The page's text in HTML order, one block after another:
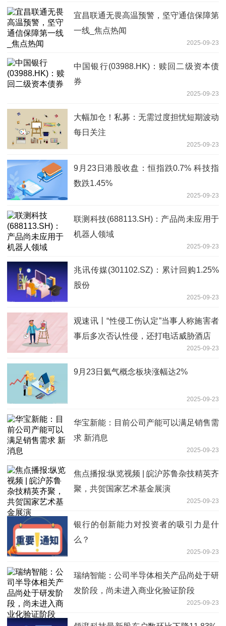
宜昌联通无畏高温预警，坚守通信保障第
一线_焦点热闻
2025-09-23
中国银行(03988.HK)：赎回二级资本债
券
2025-09-23
大幅加仓！私募：无需过度担忧短期波动
每日关注
2025-09-23
9月23日港股收盘：恒指跌0.7% 科技指
数跌1.45%
2025-09-23
联测科技(688113.SH)：产品尚未应用于
机器人领域
2025-09-23
兆讯传媒(301102.SZ)：累计回购1.25%
股份
2025-09-23
观速讯丨“性侵工伤认定”当事人称施害者
事后多次否认性侵，还打电话威胁酒店
2025-09-23
9月23日氦气概念板块涨幅达2%
2025-09-23
华宝新能：目前公司产能可以满足销售需
求 新消息
2025-09-23
焦点播报:纵览视频 | 皖沪苏鲁杂技精英齐
聚，共贺国家艺术基金展演
2025-09-23
银行的创新能力对投资者的吸引力是什
么？
2025-09-23
瑞纳智能：公司半导体相关产品尚处于研
发阶段，尚未进入商业化验证阶段
2025-09-23